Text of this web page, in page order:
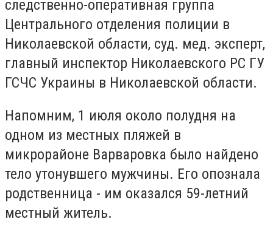
следственно-оперативная группа
Центрального отделения полиции в
Николаевской области, суд. мед. эксперт,
главный инспектор Николаевского РС ГУ
ГСЧС Украины в Николаевской области.
Напомним, 1 июля около полудня на
одном из местных пляжей в
микрорайоне Варваровка было найдено
тело утонувшего мужчины. Его опознала
родственница - им оказался 59-летний
местный житель.